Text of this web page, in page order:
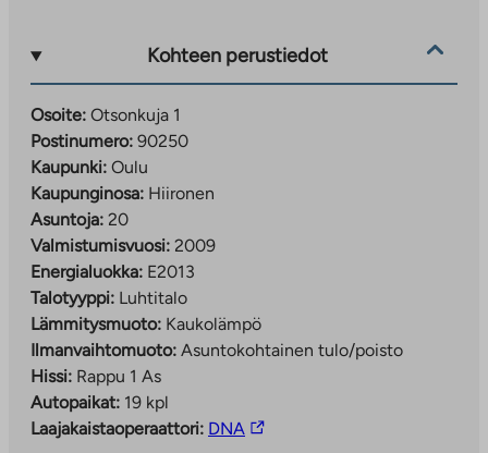
Kohteen perustiedot
Osoite: Otsonkuja 1
Postinumero: 90250
Kaupunki: Oulu
Kaupunginosa: Hiironen
Asuntoja: 20
Valmistumisvuosi: 2009
Energialuokka: E2013
Talotyyppi: Luhtitalo
Lämmitysmuoto: Kaukolämpö
Ilmanvaihtomuoto: Asuntokohtainen tulo/poisto
Hissi: Rappu 1 As
Autopaikat: 19 kpl
Laajakaistaoperaattori: DNA Linkki